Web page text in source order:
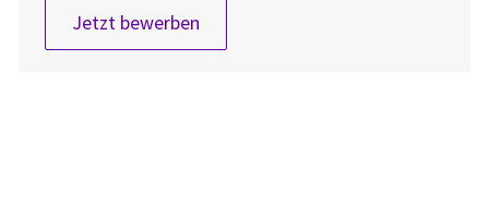
Jetzt bewerbenAlternant(e) Relations Ecoles &